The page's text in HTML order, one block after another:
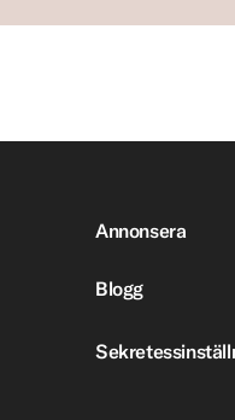
Annonsera
Blogg